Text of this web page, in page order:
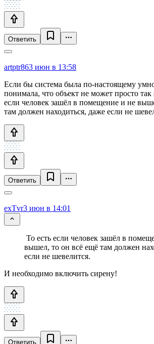
Ответить
artptr863 июн в 13:58
Если бы система была по-настоящему
понимала, что объект не может просто так
если человек зашёл в помещение и не
там должен находиться, даже если не
Ответить
exTvr3 июн в 14:01
То есть если человек зашёл в
вышел, то он всё ещё там должен
если не шевелится.
И необходимо включить сирену!
Ответить